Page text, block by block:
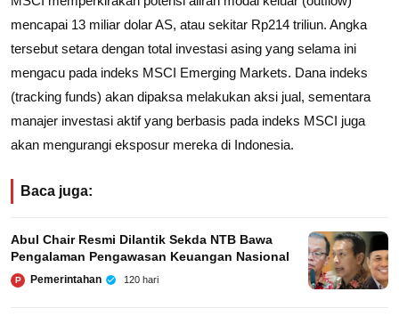
mencapai 13 miliar dolar AS, atau sekitar Rp214 triliun. Angka
tersebut setara dengan total investasi asing yang selama ini
mengacu pada indeks MSCI Emerging Markets. Dana indeks
(tracking funds) akan dipaksa melakukan aksi jual, sementara
manajer investasi aktif yang berbasis pada indeks MSCI juga
akan mengurangi eksposur mereka di Indonesia.
Baca juga:
Abul Chair Resmi Dilantik Sekda NTB Bawa
Pengalaman Pengawasan Keuangan Nasional
P Pemerintahan 120 hari